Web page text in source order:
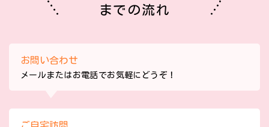
までの流れ
お問い合わせ
メールまたはお電話でお気軽にどうぞ！